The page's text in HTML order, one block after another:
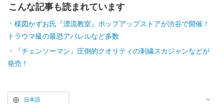
こんな記事も読まれています
楳図かずお氏『漂流教室』ポップアップストアが渋谷で開催！
トラウマ級の最恐アパレルなど多数
『チェンソーマン』圧倒的クオリティの刺繍スカジャンなどが
発売！
日本語